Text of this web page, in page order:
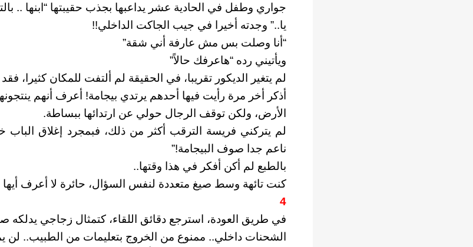
جواري وطفل في الحادية عشر يداعبها بجذب حقيبتها “ابنها ..
يا..” وجدته أخيرا في جيب الجاكت الداخلي!!
“أنا وصلت بس مش عارفة أني شقة”
ويأتيني رده “هاعرفك حالاً”
لم يتغير الديكور تقريبا، في الحقيقة لم ألتفت للمكان كثيرا،
أذكر أخر مرة رأيت فيها أحدهم يرتدي بيجامة! أعرف أنهم
الأرض، ولكن توقف الرجال حولي عن ارتدائها ببساطة.
لم يتركني فريسة الترقب أكثر من ذلك، فبمجرد إغلاق
ناعم جدا صوف البيجامة!”
بالطبع لم أكن أفكر في هذا وقتها..
كنت تائهة وسط صيغ متعددة لنفس السؤال، حائرة لا أعرف
4
في طريق العودة، استرجع دقائق اللقاء، كتمثال زجاجي يدلكه
الشحنات داخلي.. ممنوع من الخروج بتعليمات من الطبيب.. لن